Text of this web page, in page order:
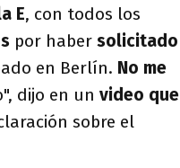
E, con todos los
por haber solicitado
en Berlín. No me
dijo en un video que
sobre el